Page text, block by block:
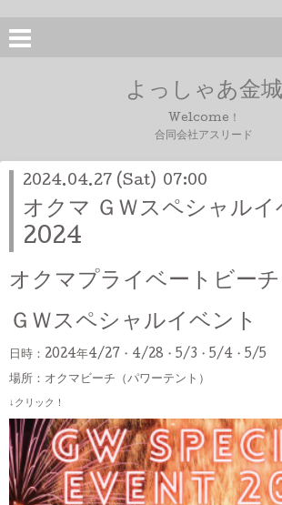
よっしゃあ金城
Welcome！
合同会社アスリード
2024.04.27 (Sat) 07:00
オクマ ＧＷスペシャルイ
2024
オクマプライベートビーチ
ＧＷスペシャルイベント
日時：2024年4/27・4/28・5/3・5/4・5/5
場所：オクマビーチ（パワーテント）
↓クリック！